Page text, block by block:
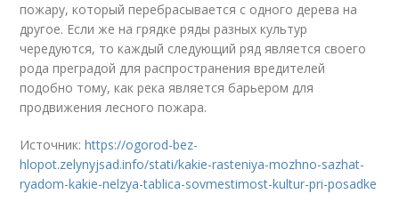
пожару, который перебрасывается с одного дерева на
другое. Если же на грядке ряды разных культур
чередуются, то каждый следующий ряд является своего
рода преградой для распространения вредителей
подобно тому, как река является барьером для
продвижения лесного пожара.
Источник:https://ogorod-bez-
hlopot.zelynyjsad.info/stati/kakie-rasteniya-mozhno-sazhat-
ryadom-kakie-nelzya-tablica-sovmestimost-kultur-pri-posadke